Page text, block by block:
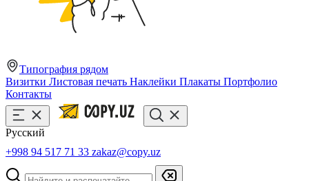
Типография рядом
Визитки Листовая печать Наклейки Плакаты Портфолио
Контакты
Русский
+998 94 517 71 33 zakaz@copy.uz